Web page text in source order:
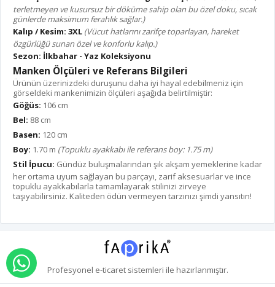
terletmeyen ve kusursuz bir döküme sahip olan bu özel doku, sıcak
günlerde maksimum ferahlık sağlar.)
Kalıp / Kesim: 3XL (Vücut hatlarını zarifçe toparlayan, hareket
özgürlüğü sunan özel ve konforlu kalıp.)
Sezon: İlkbahar - Yaz Koleksiyonu
Manken Ölçüleri ve Referans Bilgileri
Ürünün üzerinizdeki duruşunu daha iyi hayal edebilmeniz için
görseldeki mankenimizin ölçüleri aşağıda belirtilmiştir:
Göğüs: 106 cm
Bel: 88 cm
Basen: 120 cm
Boy: 1.70 m (Topuklu ayakkabı ile referans boy: 1.75 m)
Stil İpucu: Gündüz buluşmalarından şık akşam yemeklerine kadar
her ortama uyum sağlayan bu parçayı, zarif aksesuarlar ve ince
topuklu ayakkabılarla tamamlayarak stilinizi zirveye
taşıyabilirsiniz. Kaliteden ödün vermeyen tarzınızı şimdi yansıtın!
Profesyonel e-ticaretsistemleri ile hazırlanmıştır.